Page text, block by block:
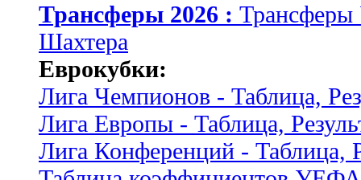
Трансферы 2026 :
Шахтера
Еврокубки:
Лига Чемпионов - Таблица,
Лига Европы - Таблица,
Лига Конференций - Таблица,